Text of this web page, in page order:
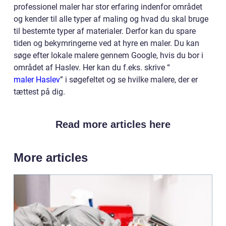
professionel maler har stor erfaring indenfor området
og kender til alle typer af maling og hvad du skal bruge
til bestemte typer af materialer. Derfor kan du spare
tiden og bekymringerne ved at hyre en maler. Du kan
søge efter lokale malere gennem Google, hvis du bor i
området af Haslev. Her kan du f.eks. skrive “
maler Haslev” i søgefeltet og se hvilke malere, der er
tættest på dig.
Read more articles here
More articles